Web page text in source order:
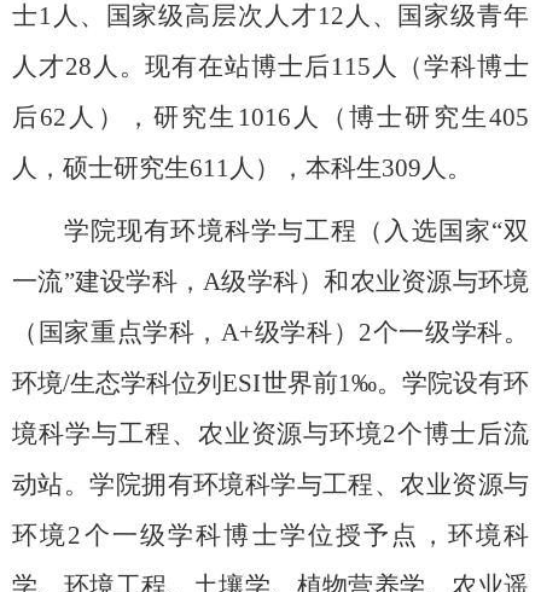
士1人、国家级高层次人才12人、国家级青年
人才28人。现有在站博士后115人（学科博士
后62人），研究生1016人（博士研究生405
人，硕士研究生611人），本科生309人。
学院现有环境科学与工程（入选国家“双
一流”建设学科， A级学科）和农业资源与环境
（国家重点学科，A+级学科） 2个一级学科。
环境/生态学科位列ESI世界前1‰。学院设有环
境科学与工程、农业资源与环境2个博士后流
动站。学院拥有环境科学与工程、农业资源与
环境2个一级学科博士学位授予点，环境科